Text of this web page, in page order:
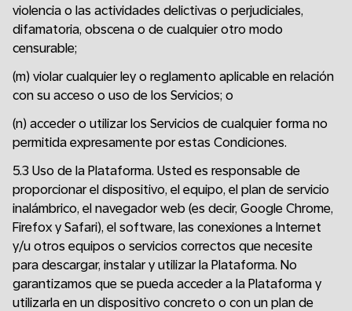
violencia o las actividades delictivas o perjudiciales,
difamatoria, obscena o de cualquier otro modo
censurable;
(m) violar cualquier ley o reglamento aplicable en relación
con su acceso o uso de los Servicios; o
(n) acceder o utilizar los Servicios de cualquier forma no
permitida expresamente por estas Condiciones.
5.3 Uso de la Plataforma. Usted es responsable de
proporcionar el dispositivo, el equipo, el plan de servicio
inalámbrico, el navegador web (es decir, Google Chrome,
Firefox y Safari), el software, las conexiones a Internet
y/u otros equipos o servicios correctos que necesite
para descargar, instalar y utilizar la Plataforma. No
garantizamos que se pueda acceder a la Plataforma y
utilizarla en un dispositivo concreto o con un plan de